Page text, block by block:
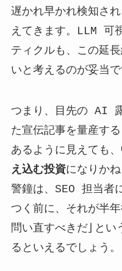
遅かれ早かれ検知さ
えてきます。LLM 可
ティクルも、この延
いと考えるのが妥当で
つまり、目先の AI
た宣伝記事を量産す
あるように見えても
え込む投資になりか
警鐘は、SEO 担当者
つく前に、それが半
問い直すべきだ」と
るといえるでしょう。